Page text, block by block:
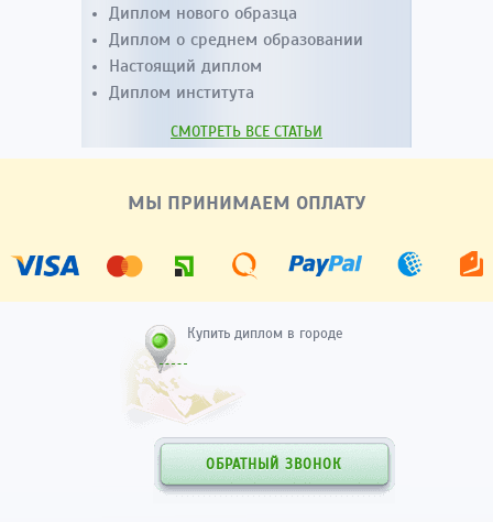
Диплом нового образца
Диплом о среднем образовании
Настоящий диплом
Диплом института
СМОТРЕТЬ ВСЕ СТАТЬИ
МЫ ПРИНИМАЕМ ОПЛАТУ
Купить диплом в городе
ОБРАТНЫЙ ЗВОНОК